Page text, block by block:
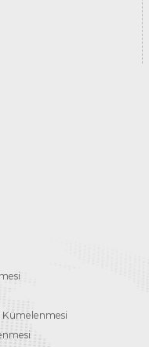
Kümelenmesi